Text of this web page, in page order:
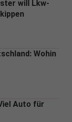
will Lkw-
Wohin
Auto für